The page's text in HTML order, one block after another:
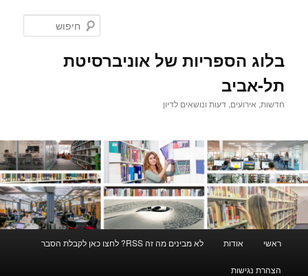
בלוג הספריות של אוניברסיטת
תל-אביב
חדשות, אירועים, דעות ונושאים לדיון
ראשי אודות לא מבינים מה זה RSS? לחצו כאן לקבלת הסבר
הצהרת נגישות